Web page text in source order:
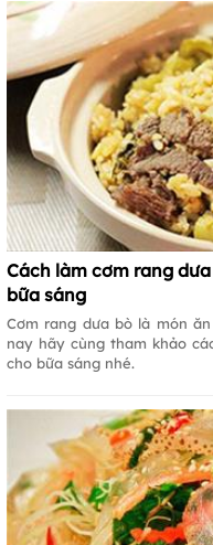
Cách làm cơm rang
bữa sáng
Cơm rang dưa bò là món
nay hãy cùng tham khảo
cho bữa sáng nhé.